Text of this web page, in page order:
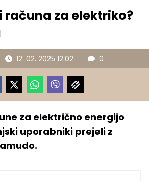
računa za elektriko?
12. 02. 2025 12.02 0
za električno energijo
uporabniki prejeli z